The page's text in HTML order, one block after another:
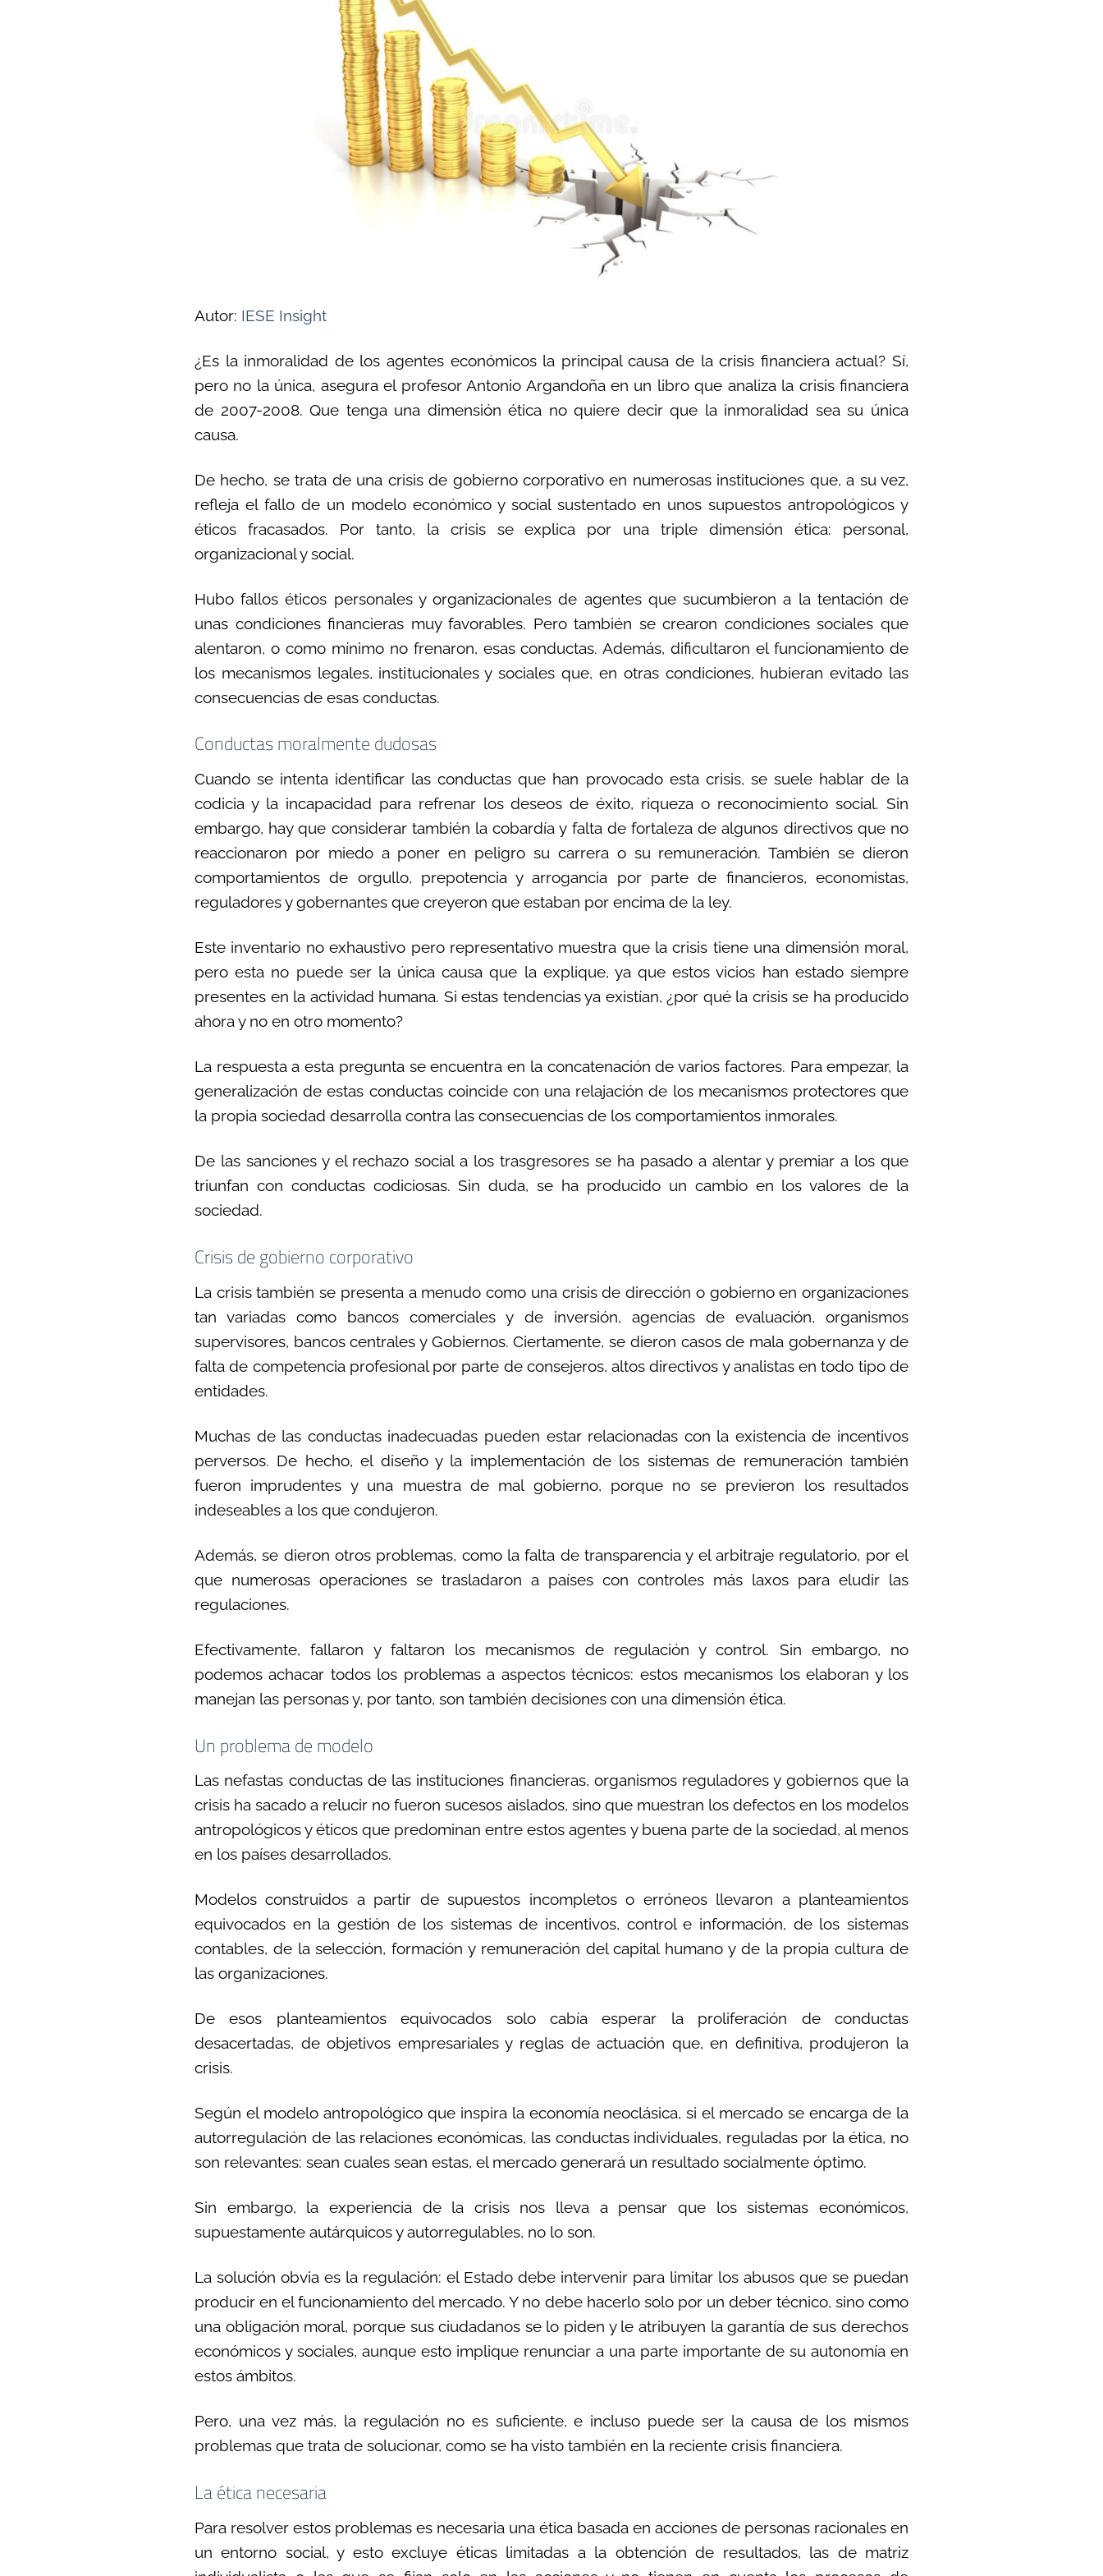
Autor: IESE Insight
¿Es la inmoralidad de los agentes económicos la principal causa de la crisis financiera actual? Sí,
pero no la única, asegura el profesor Antonio Argandoña en un libro que analiza la crisis financiera
de 2007-2008. Que tenga una dimensión ética no quiere decir que la inmoralidad sea su única
causa.
De hecho, se trata de una crisis de gobierno corporativo en numerosas instituciones que, a su vez,
refleja el fallo de un modelo económico y social sustentado en unos supuestos antropológicos y
éticos fracasados. Por tanto, la crisis se explica por una triple dimensión ética: personal,
organizacional y social.
Hubo fallos éticos personales y organizacionales de agentes que sucumbieron a la tentación de
unas condiciones financieras muy favorables. Pero también se crearon condiciones sociales que
alentaron, o como mínimo no frenaron, esas conductas. Además, dificultaron el funcionamiento de
los mecanismos legales, institucionales y sociales que, en otras condiciones, hubieran evitado las
consecuencias de esas conductas.
Conductas moralmente dudosas
Cuando se intenta identificar las conductas que han provocado esta crisis, se suele hablar de la
codicia y la incapacidad para refrenar los deseos de éxito, riqueza o reconocimiento social. Sin
embargo, hay que considerar también la cobardía y falta de fortaleza de algunos directivos que no
reaccionaron por miedo a poner en peligro su carrera o su remuneración. También se dieron
comportamientos de orgullo, prepotencia y arrogancia por parte de financieros, economistas,
reguladores y gobernantes que creyeron que estaban por encima de la ley.
Este inventario no exhaustivo pero representativo muestra que la crisis tiene una dimensión moral,
pero esta no puede ser la única causa que la explique, ya que estos vicios han estado siempre
presentes en la actividad humana. Si estas tendencias ya existían, ¿por qué la crisis se ha producido
ahora y no en otro momento?
La respuesta a esta pregunta se encuentra en la concatenación de varios factores. Para empezar, la
generalización de estas conductas coincide con una relajación de los mecanismos protectores que
la propia sociedad desarrolla contra las consecuencias de los comportamientos inmorales.
De las sanciones y el rechazo social a los trasgresores se ha pasado a alentar y premiar a los que
triunfan con conductas codiciosas. Sin duda, se ha producido un cambio en los valores de la
sociedad.
Crisis de gobierno corporativo
La crisis también se presenta a menudo como una crisis de dirección o gobierno en organizaciones
tan variadas como bancos comerciales y de inversión, agencias de evaluación, organismos
supervisores, bancos centrales y Gobiernos. Ciertamente, se dieron casos de mala gobernanza y de
falta de competencia profesional por parte de consejeros, altos directivos y analistas en todo tipo de
entidades.
Muchas de las conductas inadecuadas pueden estar relacionadas con la existencia de incentivos
perversos. De hecho, el diseño y la implementación de los sistemas de remuneración también
fueron imprudentes y una muestra de mal gobierno, porque no se previeron los resultados
indeseables a los que condujeron.
Además, se dieron otros problemas, como la falta de transparencia y el arbitraje regulatorio, por el
que numerosas operaciones se trasladaron a países con controles más laxos para eludir las
regulaciones.
Efectivamente, fallaron y faltaron los mecanismos de regulación y control. Sin embargo, no
podemos achacar todos los problemas a aspectos técnicos: estos mecanismos los elaboran y los
manejan las personas y, por tanto, son también decisiones con una dimensión ética.
Un problema de modelo
Las nefastas conductas de las instituciones financieras, organismos reguladores y gobiernos que la
crisis ha sacado a relucir no fueron sucesos aislados, sino que muestran los defectos en los modelos
antropológicos y éticos que predominan entre estos agentes y buena parte de la sociedad, al menos
en los países desarrollados.
Modelos construidos a partir de supuestos incompletos o erróneos llevaron a planteamientos
equivocados en la gestión de los sistemas de incentivos, control e información, de los sistemas
contables, de la selección, formación y remuneración del capital humano y de la propia cultura de
las organizaciones.
De esos planteamientos equivocados solo cabía esperar la proliferación de conductas
desacertadas, de objetivos empresariales y reglas de actuación que, en definitiva, produjeron la
crisis.
Según el modelo antropológico que inspira la economía neoclásica, si el mercado se encarga de la
autorregulación de las relaciones económicas, las conductas individuales, reguladas por la ética, no
son relevantes: sean cuales sean estas, el mercado generará un resultado socialmente óptimo.
Sin embargo, la experiencia de la crisis nos lleva a pensar que los sistemas económicos,
supuestamente autárquicos y autorregulables, no lo son.
La solución obvia es la regulación: el Estado debe intervenir para limitar los abusos que se puedan
producir en el funcionamiento del mercado. Y no debe hacerlo solo por un deber técnico, sino como
una obligación moral, porque sus ciudadanos se lo piden y le atribuyen la garantía de sus derechos
económicos y sociales, aunque esto implique renunciar a una parte importante de su autonomía en
estos ámbitos.
Pero, una vez más, la regulación no es suficiente, e incluso puede ser la causa de los mismos
problemas que trata de solucionar, como se ha visto también en la reciente crisis financiera.
La ética necesaria
Para resolver estos problemas es necesaria una ética basada en acciones de personas racionales en
un entorno social, y esto excluye éticas limitadas a la obtención de resultados, las de matriz